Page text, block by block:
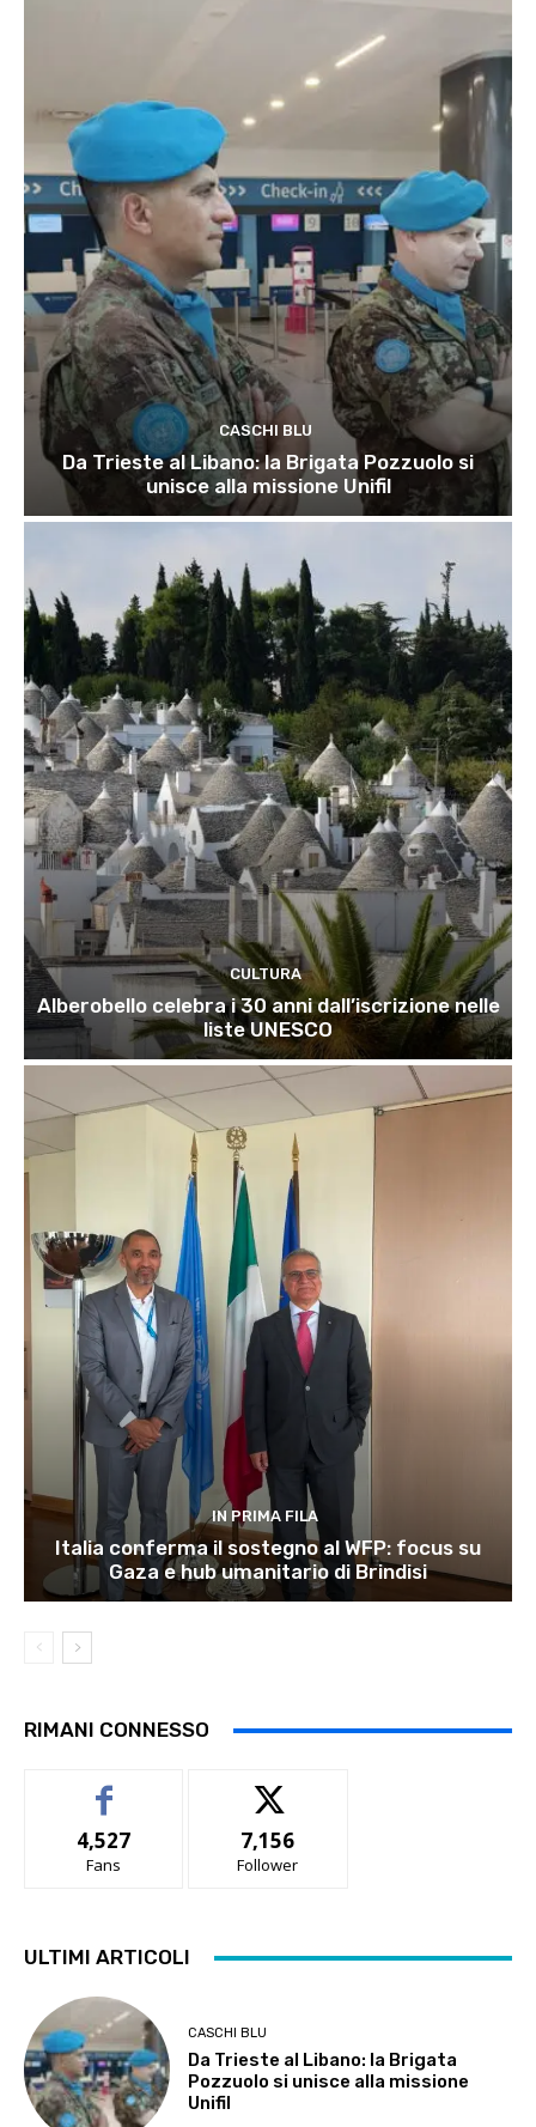
CASCHI BLU
Da Trieste al Libano: la Brigata Pozzuolo si
unisce alla missione Unifil
CULTURA
Alberobello celebra i 30 anni dall’iscrizione nelle
liste UNESCO
IN PRIMA FILA
Italia conferma il sostegno al WFP: focus su
Gaza e hub umanitario di Brindisi
RIMANI CONNESSO
4,527
Fans
7,156
Follower
ULTIMI ARTICOLI
CASCHI BLU
Da Trieste al Libano: la Brigata
Pozzuolo si unisce alla missione
Unifil